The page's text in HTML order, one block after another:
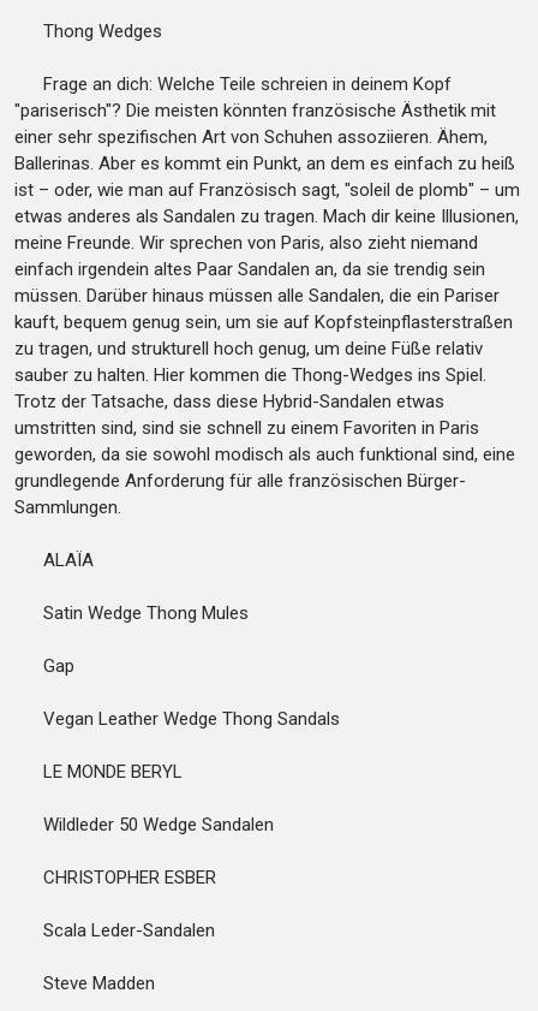
Thong Wedges
Frage an dich: Welche Teile schreien in deinem Kopf
"pariserisch"? Die meisten könnten französische Ästhetik mit
einer sehr spezifischen Art von Schuhen assoziieren. Ähem,
Ballerinas. Aber es kommt ein Punkt, an dem es einfach zu heiß
ist – oder, wie man auf Französisch sagt, "soleil de plomb" – um
etwas anderes als Sandalen zu tragen. Mach dir keine Illusionen,
meine Freunde. Wir sprechen von Paris, also zieht niemand
einfach irgendein altes Paar Sandalen an, da sie trendig sein
müssen. Darüber hinaus müssen alle Sandalen, die ein Pariser
kauft, bequem genug sein, um sie auf Kopfsteinpflasterstraßen
zu tragen, und strukturell hoch genug, um deine Füße relativ
sauber zu halten. Hier kommen die Thong-Wedges ins Spiel.
Trotz der Tatsache, dass diese Hybrid-Sandalen etwas
umstritten sind, sind sie schnell zu einem Favoriten in Paris
geworden, da sie sowohl modisch als auch funktional sind, eine
grundlegende Anforderung für alle französischen Bürger-
Sammlungen.
ALAÏA
Satin Wedge Thong Mules
Gap
Vegan Leather Wedge Thong Sandals
LE MONDE BERYL
Wildleder 50 Wedge Sandalen
CHRISTOPHER ESBER
Scala Leder-Sandalen
Steve Madden